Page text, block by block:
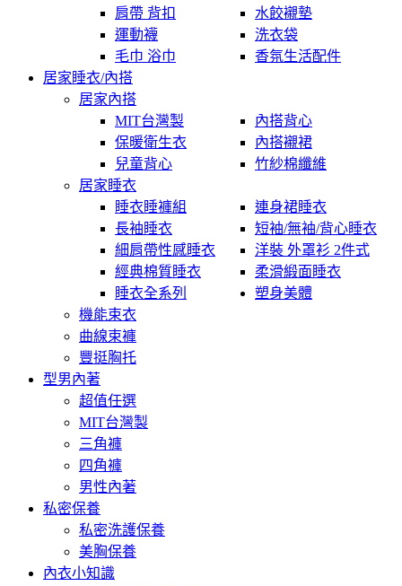
肩帶 背扣
水餃襯墊
運動襪
洗衣袋
毛巾 浴巾
香氛生活配件
居家睡衣/內搭
居家內搭
MIT台灣製
內搭背心
保暖衛生衣
內搭襯裙
兒童背心
竹紗棉纖維
居家睡衣
睡衣睡褲組
連身裙睡衣
長袖睡衣
短袖/無袖/背心睡衣
細肩帶性感睡衣
洋裝 外罩衫 2件式
經典棉質睡衣
柔滑緞面睡衣
睡衣全系列
塑身美體
機能束衣
曲線束褲
豐挺胸托
型男內著
超值任選
MIT台灣製
三角褲
四角褲
男性內著
私密保養
私密洗護保養
美胸保養
內衣小知識